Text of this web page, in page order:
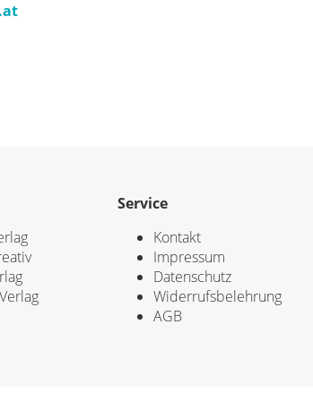
Service
Kontakt
Impressum
Datenschutz
Widerrufsbelehrung
AGB